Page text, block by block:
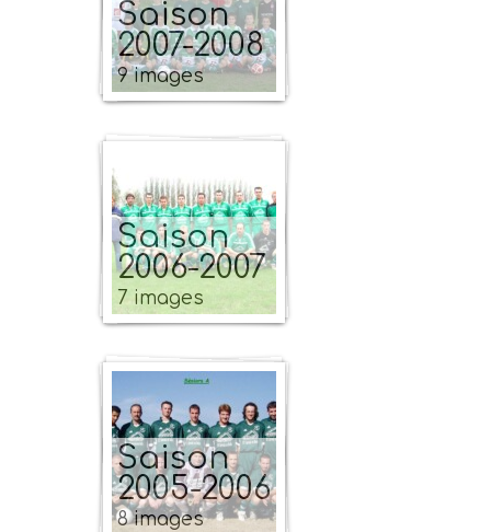
Saison
2007-2008
9 images
Saison
2006-2007
7 images
Saison
2005-2006
8 images